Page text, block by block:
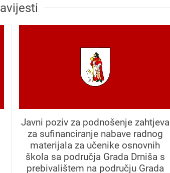
Javni poziv za podnošenje zahtjeva
za sufinanciranje nabave radnog
materijala za učenike osnovnih
škola sa područja Grada Drniša s
prebivalištem na području Grada